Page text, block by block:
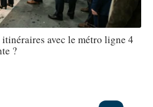
avec le métro ligne 4
?